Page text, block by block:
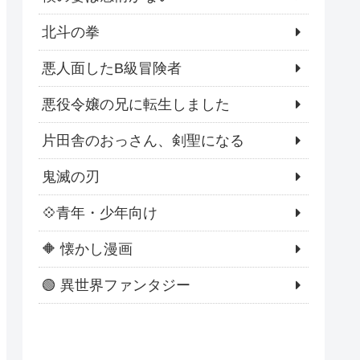
北斗の拳
悪人面したB級冒険者
悪役令嬢の兄に転生しました
片田舎のおっさん、剣聖になる
鬼滅の刃
💠青年・少年向け
🔶 懐かし漫画
🟢 異世界ファンタジー